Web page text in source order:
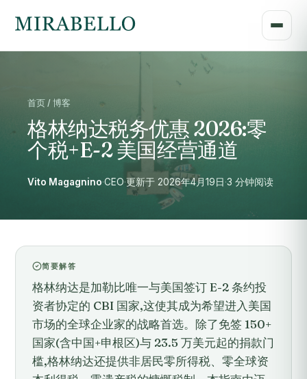
首页 / 博客
格林纳达税务优惠 2026:零
个税+E-2 美国经营通道
Vito Magagnino·CEO·更新于 2026年4月19日·3 分钟阅读
简要解答
格林纳达是加勒比唯一与美国签订 E-2 条约投
资者协定的 CBI 国家,这使其成为希望进入美国
市场的全球企业家的战略首选。除了免签 150+
国家(含中国+申根区)与 23.5 万美元起的捐款门
槛,格林纳达还提供非居民零所得税、零全球资